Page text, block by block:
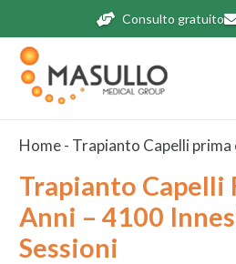
Consulto gratuito
Home- Trapianto Capelli
Trapianto Capelli
Anni – 4100
Sessioni